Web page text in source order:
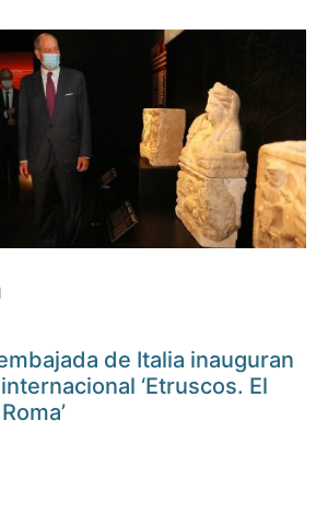
de Italia inauguran
‘Etruscos. El